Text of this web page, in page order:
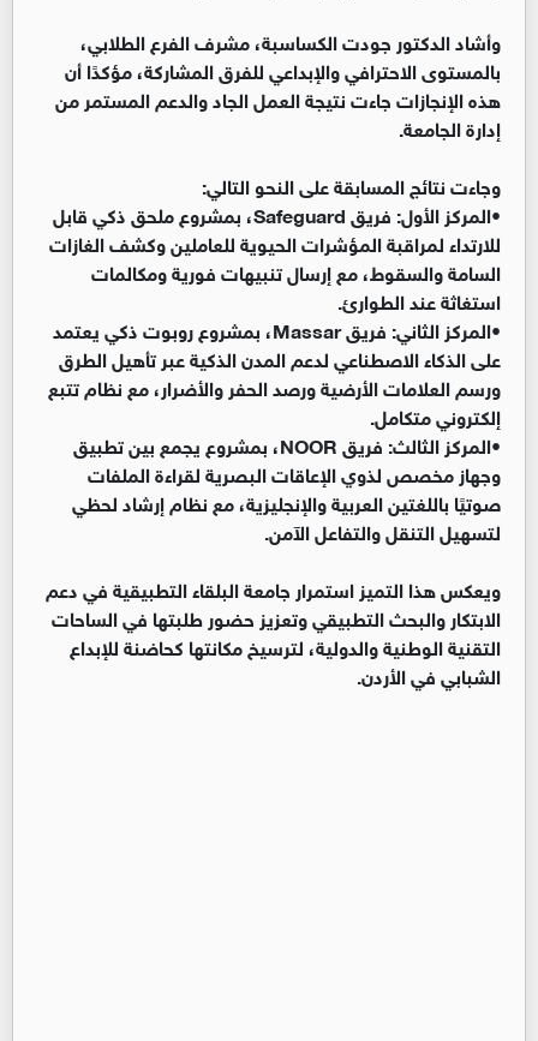
وأشاد الدكتور جودت الكساسبة، مشرف الفرع الطلابي،
بالمستوى الاحترافي والإبداعي للفرق المشاركة، مؤكدًا أن
هذه الإنجازات جاءت نتيجة العمل الجاد والدعم المستمر من
إدارة الجامعة.
وجاءت نتائج المسابقة على النحو التالي:
•
المركز الأول: فريق Safeguard، بمشروع ملحق ذكي قابل
للارتداء لمراقبة المؤشرات الحيوية للعاملين وكشف الغازات
السامة والسقوط، مع إرسال تنبيهات فورية ومكالمات
استغاثة عند الطوارئ.
•
المركز الثاني: فريق Massar، بمشروع روبوت ذكي يعتمد
على الذكاء الاصطناعي لدعم المدن الذكية عبر تأهيل الطرق
ورسم العلامات الأرضية ورصد الحفر والأضرار، مع نظام تتبع
إلكتروني متكامل.
•
المركز الثالث: فريق NOOR، بمشروع يجمع بين تطبيق
وجهاز مخصص لذوي الإعاقات البصرية لقراءة الملفات
صوتيًا باللغتين العربية والإنجليزية، مع نظام إرشاد لحظي
لتسهيل التنقل والتفاعل الآمن.
ويعكس هذا التميز استمرار جامعة البلقاء التطبيقية في دعم
الابتكار والبحث التطبيقي وتعزيز حضور طلبتها في الساحات
التقنية الوطنية والدولية، لترسيخ مكانتها كحاضنة للإبداع
الشبابي في الأردن.